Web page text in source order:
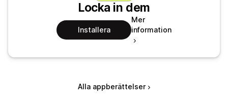
Locka in dem
Installera
Mer
information
Alla appberättelser